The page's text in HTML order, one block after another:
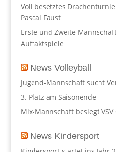
Voll besetztes
Pascal Faust
Erste und Zweite
Auftaktspiele
News Volleyball
Jugend-Mannschaft sucht
3. Platz am Saisonende
Mix-Mannschaft besiegt
News Kindersport